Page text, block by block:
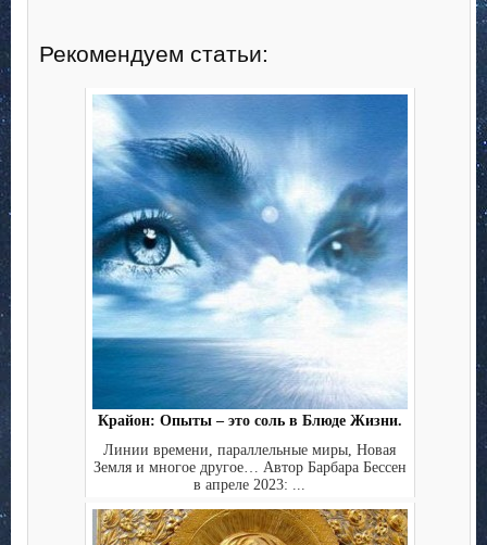
Рекомендуем статьи:
Крайон: Опыты – это соль в Блюде Жизни.
Линии времени, параллельные миры, Новая
Земля и многое другое… Автор Барбара Бессен
в апреле 2023: ...